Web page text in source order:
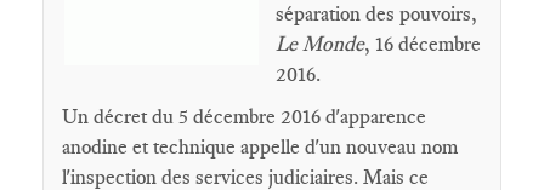
séparation des pouvoirs,
Le Monde, 16 décembre
2016.
Un décret du 5 décembre 2016 d'apparence
anodine et technique appelle d'un nouveau nom
l'inspection des services judiciaires. Mais ce